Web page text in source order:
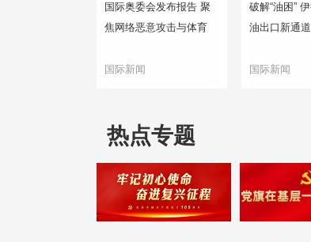
国际奥委会发布报告 聚
焦网络恶意攻击与体育
国际新闻
破解“油困”
油出口新通道
国际新闻
热点专题